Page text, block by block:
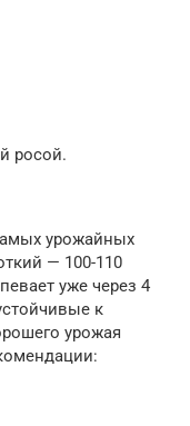
росой.
урожайных
— 100-110
уже через 4
к
урожая